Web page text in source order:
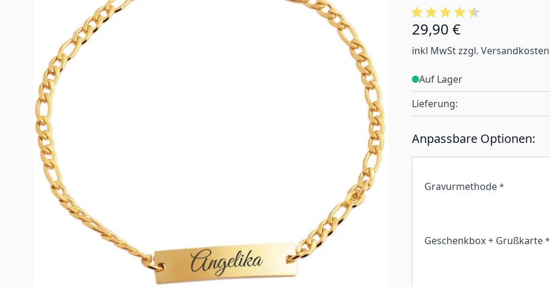
29,90 €
inkl MwSt zzgl. Versandkosten
Auf Lager
Lieferung:
Anpassbare Optionen:
Gravurmethode *
Geschenkbox + Grußkarte *